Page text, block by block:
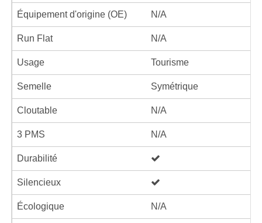
Équipement d'origine (OE) N/A
Run Flat N/A
Usage Tourisme
Semelle Symétrique
Cloutable N/A
3 PMS N/A
Durabilité
Silencieux
Écologique N/A